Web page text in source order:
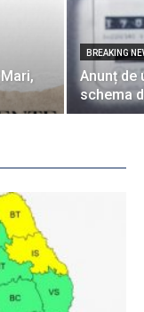
BREAKING
Anunț de
schema